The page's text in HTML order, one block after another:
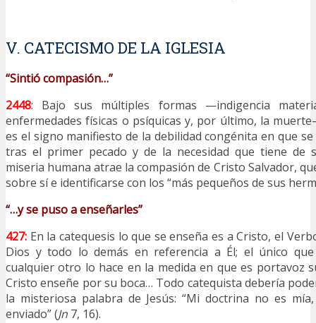
V. CATECISMO DE LA IGLESIA
“Sintió compasión…”
2448: Bajo sus múltiples formas —indigencia
enfermedades físicas o psíquicas y, por último, la
es el signo manifiesto de la debilidad congénita en que
tras el primer pecado y de la necesidad que tiene de
miseria humana atrae la compasión de Cristo Salvador,
sobre sí e identificarse con los “más pequeños de sus
“…y se puso a enseñarles”
427: En la catequesis lo que se enseña es a Cristo, el
Dios y todo lo demás en referencia a Él; el único
cualquier otro lo hace en la medida en que es portavoz
Cristo enseñe por su boca… Todo catequista debería
la misteriosa palabra de Jesús: “Mi doctrina no es
enviado” (Jn 7, 16).